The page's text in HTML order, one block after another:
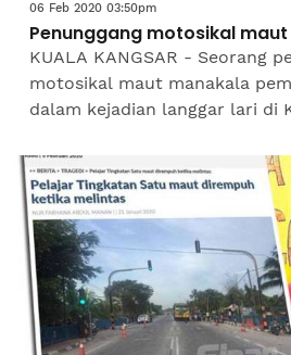
06 Feb 2020 03:50pm
Penunggang motosikal
KUALA KANGSAR - Seorang
motosikal maut manakala
dalam kejadian langgar lari di
Kemalangan kira-kira jam...